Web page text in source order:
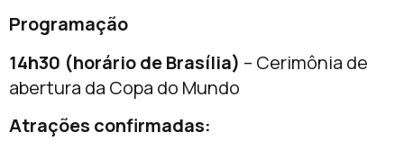
Programação
14h30 (horário de Brasília) – Cerimônia de
abertura da Copa do Mundo
Atrações confirmadas: